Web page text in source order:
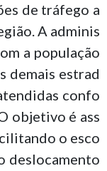
de tráfego a
A adminis
a população
demais estrad
confo
objetivo é ass
o esco
deslocamento